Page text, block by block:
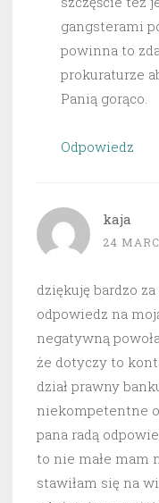
gangsterami
powinna to
prokuraturze
Panią gorąco.
Odpowiedz
kaja
24
dziękuję bardzo
odpowiedz na
negatywną
że dotyczy to
dział prawny
niekompetentne
pana radą
to nie małe mam
stawiłam się na